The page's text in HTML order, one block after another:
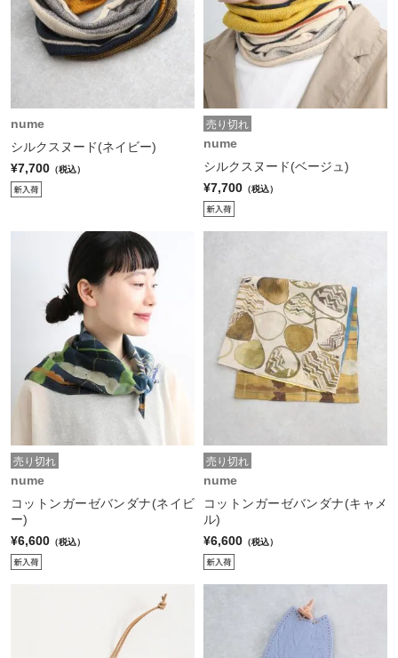
nume
シルクスヌード(ネイビー)
¥7,700 （税込）
売り切れ
nume
シルクスヌード(ベージュ)
¥7,700 （税込）
売り切れ
nume
コットンガーゼバンダナ(ネイビ
ー)
¥6,600 （税込）
売り切れ
nume
コットンガーゼバンダナ(キャメ
ル)
¥6,600 （税込）